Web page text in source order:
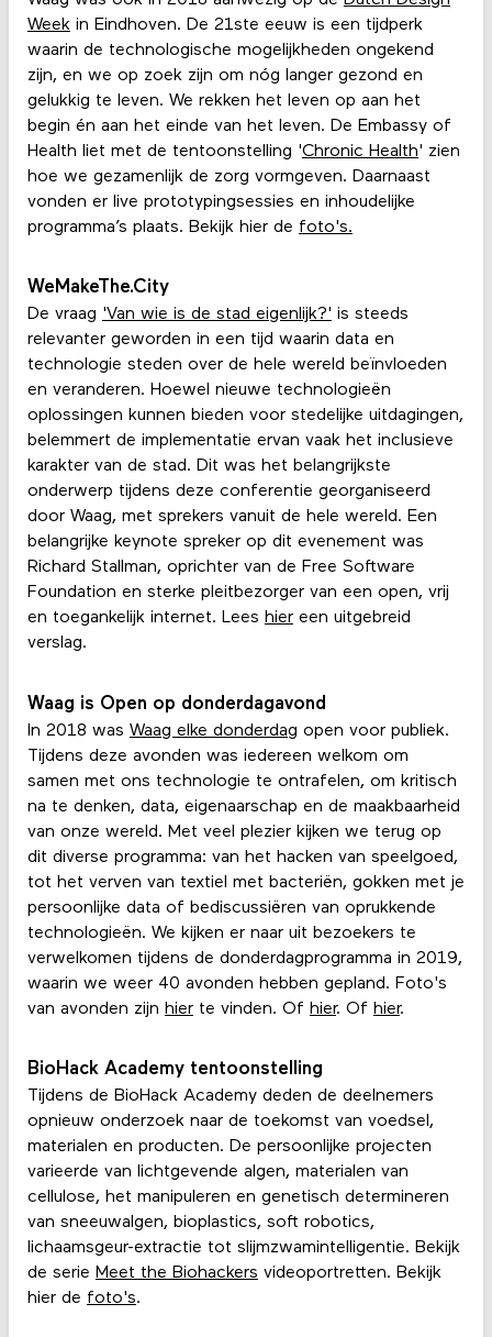
Weekin Eindhoven. De 21ste eeuw is een tijdperk
waarin de technologische mogelijkheden ongekend
zijn, en we op zoek zijn om nóg langer gezond en
gelukkig te leven. We rekken het leven op aan het
begin én aan het einde van het leven. De Embassy of
Health liet met de tentoonstelling 'Chronic Health' zien
hoe we gezamenlijk de zorg vormgeven. Daarnaast
vonden er live prototypingsessies en inhoudelijke
programma’s plaats. Bekijk hier de foto's.
WeMakeThe.City
De vraag 'Van wie is de stad eigenlijk?' is steeds
relevanter geworden in een tijd waarin data en
technologie steden over de hele wereld beïnvloeden
en veranderen. Hoewel nieuwe technologieën
oplossingen kunnen bieden voor stedelijke uitdagingen,
belemmert de implementatie ervan vaak het inclusieve
karakter van de stad. Dit was het belangrijkste
onderwerp tijdens deze conferentie georganiseerd
door Waag, met sprekers vanuit de hele wereld. Een
belangrijke keynote spreker op dit evenement was
Richard Stallman, oprichter van de Free Software
Foundation en sterke pleitbezorger van een open, vrij
en toegankelijk internet. Lees hiereen uitgebreid
verslag.
Waag is Open op donderdagavond
In 2018 was Waag elke donderdag open voor publiek.
Tijdens deze avonden was iedereen welkom om
samen met ons technologie te ontrafelen, om kritisch
na te denken, data, eigenaarschap en de maakbaarheid
van onze wereld. Met veel plezier kijken we terug op
dit diverse programma: van het hacken van speelgoed,
tot het verven van textiel met bacteriën, gokken met je
persoonlijke data of bediscussiëren van oprukkende
technologieën. We kijken er naar uit bezoekers te
verwelkomen tijdens de donderdagprogramma in 2019,
waarin we weer 40 avonden hebben gepland. Foto's
van avonden zijn hierte vinden. Of hier. Of hier.
BioHack Academy tentoonstelling
Tijdens de BioHack Academy deden de deelnemers
opnieuw onderzoek naar de toekomst van voedsel,
materialen en producten. De persoonlijke projecten
varieerde van lichtgevende algen, materialen van
cellulose, het manipuleren en genetisch determineren
van sneeuwalgen, bioplastics, soft robotics,
lichaamsgeur-extractie tot slijmzwamintelligentie. Bekijk
de serie Meet the Biohackers videoportretten. Bekijk
hier de foto's.